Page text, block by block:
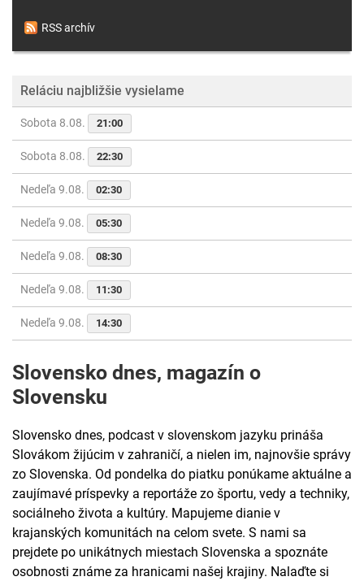
RSS archív
Reláciu najbližšie vysielame
Sobota 8.08. 21:00
Sobota 8.08. 22:30
Nedeľa 9.08. 02:30
Nedeľa 9.08. 05:30
Nedeľa 9.08. 08:30
Nedeľa 9.08. 11:30
Nedeľa 9.08. 14:30
Slovensko dnes, magazín o
Slovensku
Slovensko dnes, podcast v slovenskom jazyku prináša
Slovákom žijúcim v zahraničí, a nielen im, najnovšie správy
zo Slovenska. Od pondelka do piatku ponúkame aktuálne a
zaujímavé príspevky a reportáže zo športu, vedy a techniky,
sociálneho života a kultúry. Mapujeme dianie v
krajanských komunitách na celom svete. S nami sa
prejdete po unikátnych miestach Slovenska a spoznáte
osobnosti známe za hranicami našej krajiny. Nalaďte si